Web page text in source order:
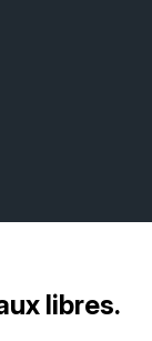
libres.